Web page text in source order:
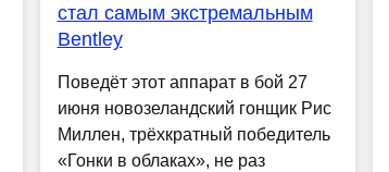
стал самым экстремальным
Bentley
Поведёт этот аппарат в бой 27
июня новозеландский гонщик Рис
Миллен, трёхкратный победитель
«Гонки в облаках», не раз